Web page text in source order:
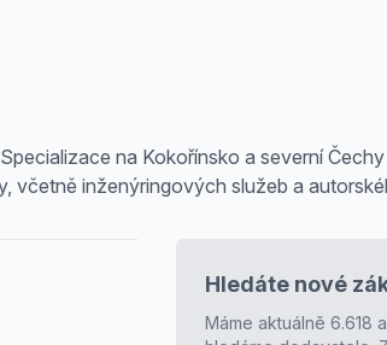
na Kokořínsko a severní
včetně inženýringových služeb a
Hledáte nové
Máme aktuálně 6.618